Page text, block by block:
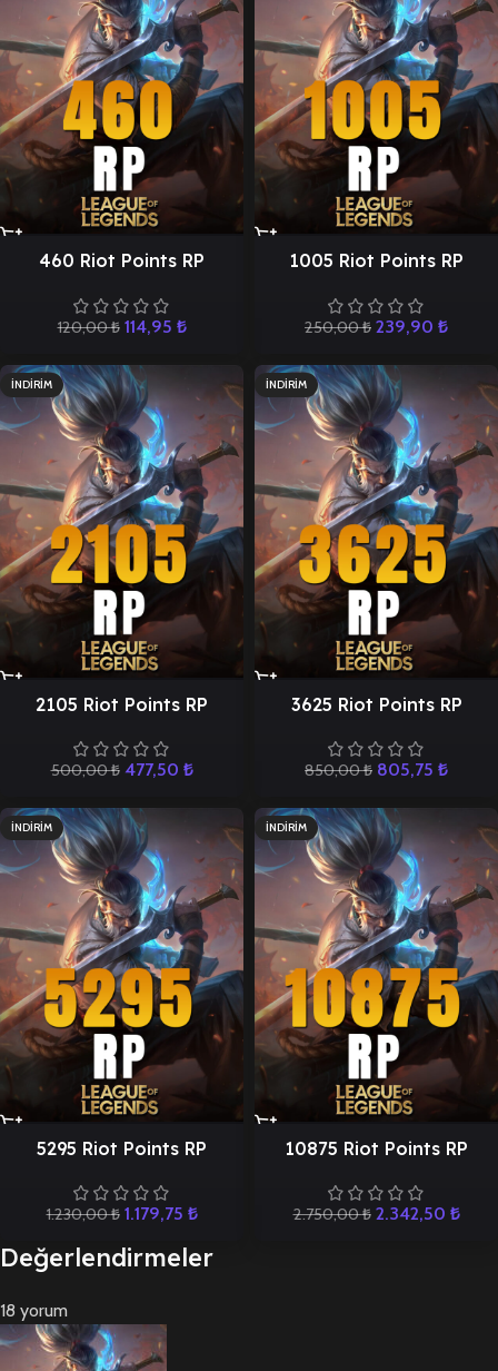
460 Riot Points RP
120,00₺ 114,95 ₺
1005 Riot Points RP
250,00₺ 239,90 ₺
İNDIRIM
2105 Riot Points RP
500,00₺ 477,50 ₺
İNDIRIM
3625 Riot Points RP
850,00₺ 805,75 ₺
İNDIRIM
5295 Riot Points RP
1.230,00₺ 1.179,75 ₺
İNDIRIM
10875 Riot Points RP
2.750,00₺ 2.342,50 ₺
Değerlendirmeler
18 yorum